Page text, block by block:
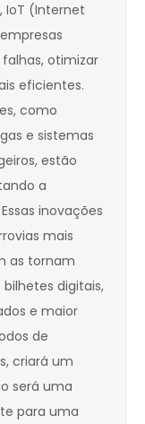
IoT (Internet
otimizar
eficientes.
como
e sistemas
estão
a
inovações
mais
as tornam
bilhetes digitais,
e maior
de
criará um
será uma
para uma